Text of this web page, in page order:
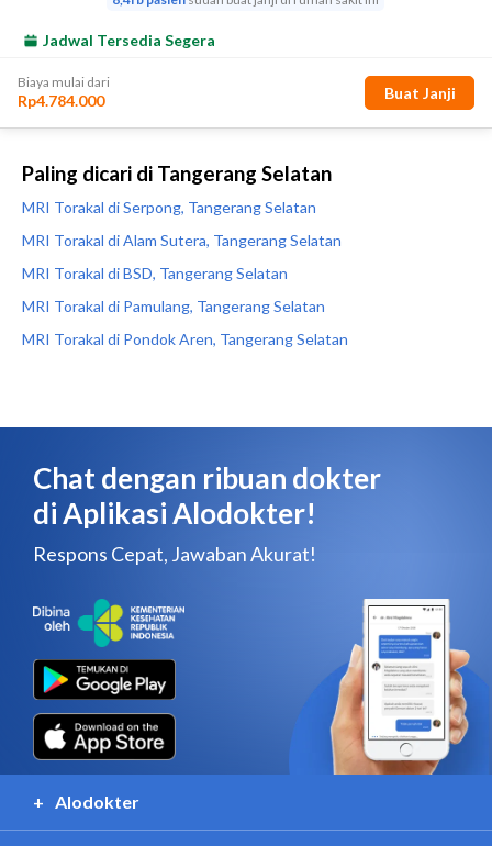
Paling dicari di Tangerang Selatan
MRI Torakal di Serpong, Tangerang Selatan
MRI Torakal di Alam Sutera, Tangerang Selatan
MRI Torakal di BSD, Tangerang Selatan
MRI Torakal di Pamulang, Tangerang Selatan
MRI Torakal di Pondok Aren, Tangerang Selatan